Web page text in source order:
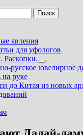
явления
для уфологов
Раскопки.
Показать
подменю
русское ювелирное
руке
до Китая из новых